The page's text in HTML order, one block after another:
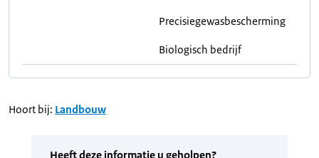
Precisiegewasbescherming
Biologisch bedrijf
Hoort bij: Landbouw